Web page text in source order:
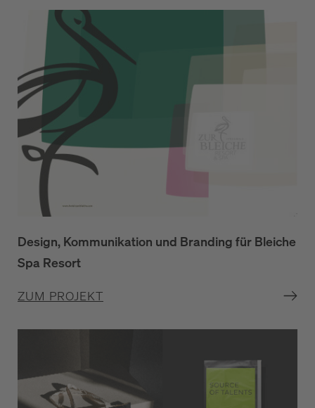
Design, Kommunikation und Branding für Bleiche
Spa Resort
ZUM PROJEKT